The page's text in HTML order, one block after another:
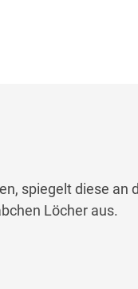
spiegelt diese an
Löcher aus.